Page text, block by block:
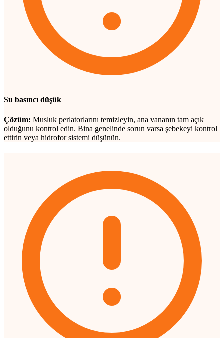
Su basıncı düşük
Çözüm: Musluk perlatorlarını temizleyin, ana vananın tam açık
olduğunu kontrol edin. Bina genelinde sorun varsa şebekeyi kontrol
ettirin veya hidrofor sistemi düşünün.